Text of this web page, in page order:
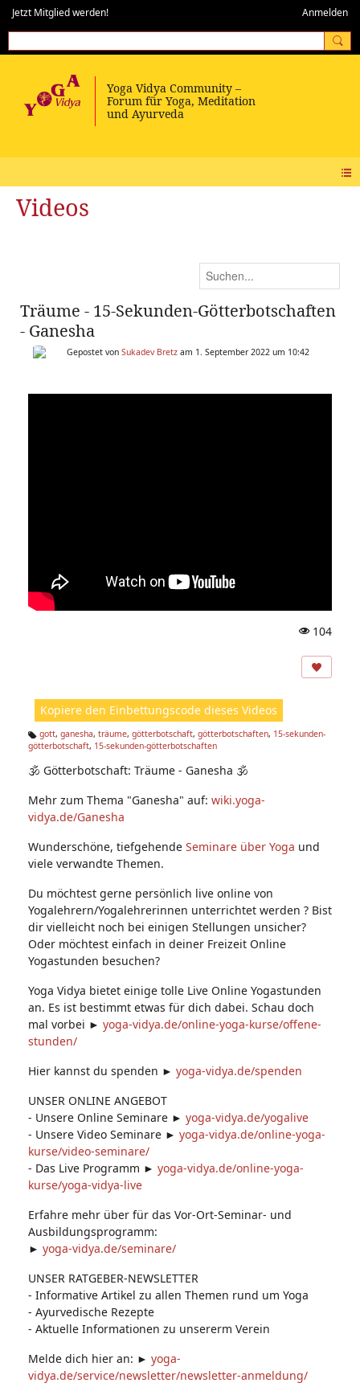
Jetzt Mitglied werden! Anmelden
Videos
Träume - 15-Sekunden-Götterbotschaften
- Ganesha
Gepostet von Sukadev Bretz am 1. September 2022 um 10:42
ic
n:
104
Kopiere den Einbettungscode dieses Videos
Ta
s:
gott, ganesha, träume, götterbotschaft, götterbotschaften, 15-sekunden-
götterbotschaft, 15-sekunden-götterbotschaften
🕉 Götterbotschaft: Träume - Ganesha 🕉
Mehr zum Thema "Ganesha" auf: wiki.yoga-
vidya.de/Ganesha
Wunderschöne, tiefgehende Seminare über Yoga und
viele verwandte Themen.
Du möchtest gerne persönlich live online von
Yogalehrern/Yogalehrerinnen unterrichtet werden ? Bist
dir vielleicht noch bei einigen Stellungen unsicher?
Oder möchtest einfach in deiner Freizeit Online
Yogastunden besuchen?
Yoga Vidya bietet einige tolle Live Online Yogastunden
an. Es ist bestimmt etwas für dich dabei. Schau doch
mal vorbei ► yoga-vidya.de/online-yoga-kurse/offene-
stunden/
Hier kannst du spenden ► yoga-vidya.de/spenden​
UNSER ONLINE ANGEBOT
- Unsere Online Seminare ► yoga-vidya.de/yogalive
- Unsere Video Seminare ► yoga-vidya.de/online-yoga-
kurse/video-seminare/
- Das Live Programm ► yoga-vidya.de/online-yoga-
kurse/yoga-vidya-live
Erfahre mehr über für das Vor-Ort-Seminar- und
Ausbildungsprogramm:
► yoga-vidya.de/seminare/
UNSER RATGEBER-NEWSLETTER
- Informative Artikel zu allen Themen rund um Yoga
- Ayurvedische Rezepte
- Aktuelle Informationen zu unsererm Verein
Melde dich hier an: ► yoga-
vidya.de/service/newsletter/newsletter-anmeldung/